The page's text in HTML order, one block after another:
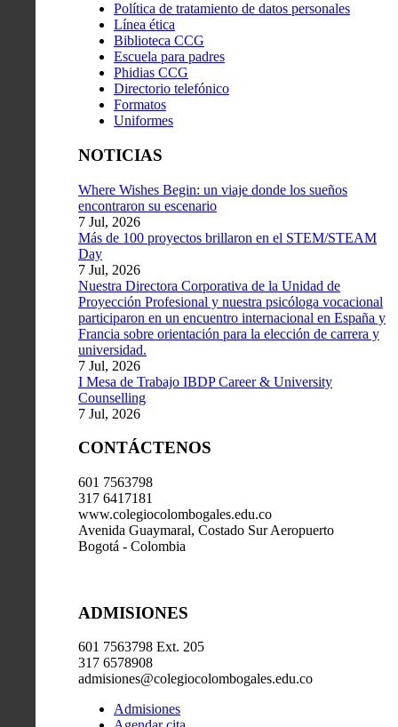
Política de tratamiento de datos personales
Línea ética
Biblioteca CCG
Escuela para padres
Phidias CCG
Directorio telefónico
Formatos
Uniformes
NOTICIAS
Where Wishes Begin: un viaje donde los sueños
encontraron su escenario
7 Jul, 2026
Más de 100 proyectos brillaron en el STEM/STEAM
Day
7 Jul, 2026
Nuestra Directora Corporativa de la Unidad de
Proyección Profesional y nuestra psicóloga vocacional
participaron en un encuentro internacional en España y
Francia sobre orientación para la elección de carrera y
universidad.
7 Jul, 2026
I Mesa de Trabajo IBDP Career & University
Counselling
7 Jul, 2026
CONTÁCTENOS
601 7563798
317 6417181
www.colegiocolombogales.edu.co
Avenida Guaymaral, Costado Sur Aeropuerto
Bogotá - Colombia
ADMISIONES
601 7563798 Ext. 205
317 6578908
admisiones@colegiocolombogales.edu.co
Admisiones